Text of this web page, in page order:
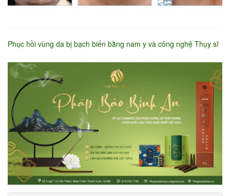
Phục hồi vùng da bị bạch biến bằng nam y và công nghệ Thụy sĩ